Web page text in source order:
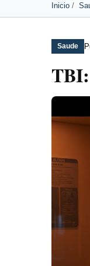
Inicio
Saude